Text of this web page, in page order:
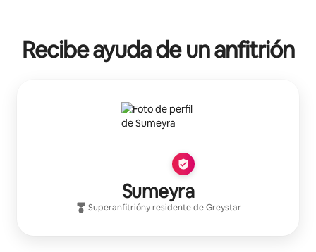
Recibe ayuda de un anfitrión
Sumeyra
Superanfitrióny residente deGreystar